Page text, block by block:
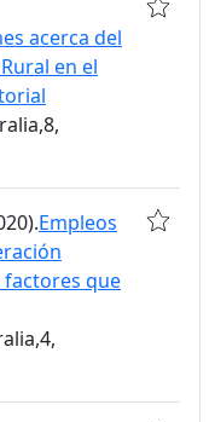
acerca del
en el
Empleos
factores que